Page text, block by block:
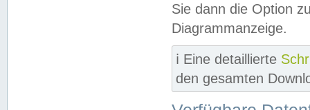
Sie dann die Option
Diagrammanzeige.
ℹ️ Eine detaillierte
den gesamten